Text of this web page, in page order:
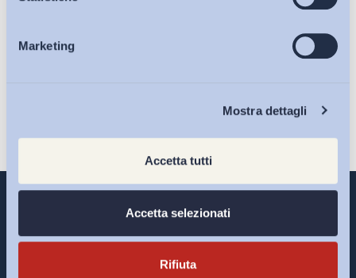
Marketing
Mostra dettagli
Accetta tutti
Accetta selezionati
Rifiuta
Eventi
Ho letto e Accetto il trattamento dei dati personali descritti